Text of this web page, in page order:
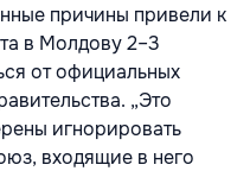
причины привели к
в Молдову 2–3
от официальных
„Это
игнорировать
входящие в него